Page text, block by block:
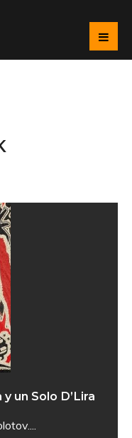
un Solo D’Lira